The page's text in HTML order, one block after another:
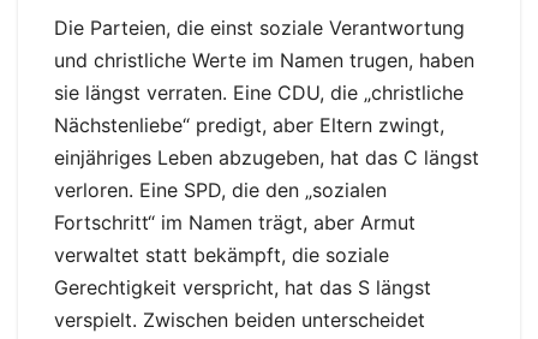
Die Parteien, die einst soziale Verantwortung
und christliche Werte im Namen trugen, haben
sie längst verraten. Eine CDU, die „christliche
Nächstenliebe“ predigt, aber Eltern zwingt,
einjähriges Leben abzugeben, hat das C längst
verloren. Eine SPD, die den „sozialen
Fortschritt“ im Namen trägt, aber Armut
verwaltet statt bekämpft, die soziale
Gerechtigkeit verspricht, hat das S längst
verspielt. Zwischen beiden unterscheidet